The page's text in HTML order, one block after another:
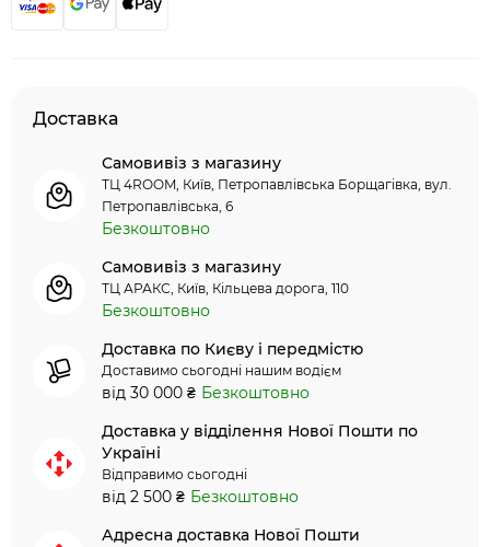
Доставка
Самовивіз з магазину
ТЦ 4ROOM, Київ, Петропавлівська Борщагівка, вул.
Петропавлівська, 6
Безкоштовно
Самовивіз з магазину
ТЦ АРАКС, Київ, Кільцева дорога, 110
Безкоштовно
Доставка по Києву і передмістю
Доставимо сьогодні нашим водієм
від 30 000 ₴ Безкоштовно
Доставка у відділення Нової Пошти по
Україні
Відправимо сьогодні
від 2 500 ₴ Безкоштовно
Адресна доставка Нової Пошти